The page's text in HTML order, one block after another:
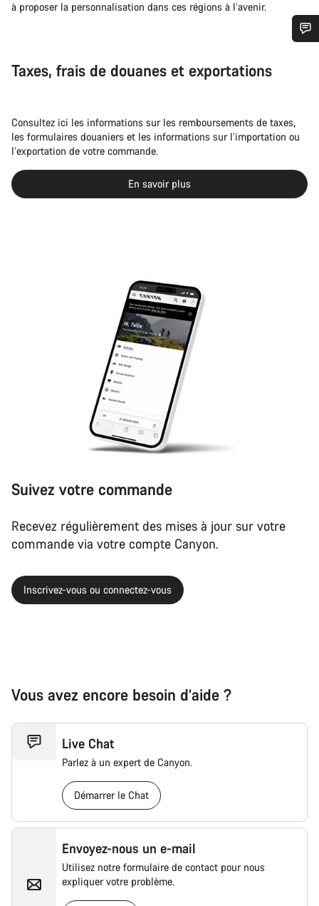
à proposer la personnalisation dans ces régions à l’avenir.
Taxes, frais de douanes et exportations
Consultez ici les informations sur les remboursements de taxes,
les formulaires douaniers et les informations sur l’importation ou
l’exportation de votre commande.
En savoir plus
Suivez votre commande
Recevez régulièrement des mises à jour sur votre
commande via votre compte Canyon.
Inscrivez-vous ou connectez-vous
Vous avez encore besoin d’aide ?
Live Chat
Parlez à un expert de Canyon.
Démarrer le Chat
Envoyez-nous un e-mail
Utilisez notre formulaire de contact pour nous
expliquer votre problème.
Démarrer le Chat
Fermer